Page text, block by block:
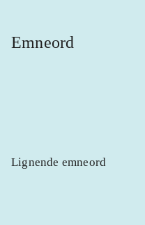
Emneord
Lignende emneord